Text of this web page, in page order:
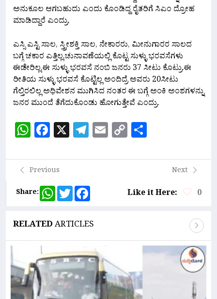
ಅನುಕೂಲ ಆಗಬಹುದು ಎಂದು ಕೊಂಡಿದ್ದ ರೈತರಿಗೆ ‌ಸಿಎಂ ದ್ರೋಹ
ಮಾಡಿದ್ದಾರೆ‌ ಎಂದ್ರು.
ಎಸ್ಸಿ ಎಸ್ಟಿ ಸಾಲ, ಸ್ತ್ರೀಶಕ್ತಿ ಸಾಲ, ನೇಕಾರರು, ಮೀನುಗಾರರ ಸಾಲದ
ಬಗ್ಗೆ ಚಕಾರ ಎತ್ತಿಲ್ಲ.ಚುನಾವಣೆಯಲ್ಲಿ ಕೊಟ್ಟ ಸುಳ್ಳು ಭರವಸೆಗಳು
ಈಡೇರಿಲ್ಲ.ಈ ಸುಳ್ಳು ಭರವಸೆ ನಂಬಿ ಜನರು 37 ಸೀಟು ಕೊಟ್ರು.ಈ
ರೀತಿಯ ಸುಳ್ಳು ಭರವಸೆ ಕೊಟ್ಟಿಲ್ಲ ಅಂದಿದ್ರೆ ಅವರು 20ಸೀಟು
ಗೆಲ್ತಿರಲಿಲ್ಲ ಅಧಿವೇಶನ ಮುಗಿಸಿದ ನಂತರ ಈ ಬಗ್ಗೆ ಅಂಕಿ ಅಂಶಗಳನ್ನು
ಜನರ ಮುಂದೆ ತೆಗೆದುಕೊಂಡು ಹೋಗುತ್ತೇವೆ ಎಂದ್ರು.
WhatsApp
Facebook
X Telegram
Email
Copy
Link
Previous
Next
Share:
WhatsApp
Twitter Like it Here: 0
RELATEDARTICLES